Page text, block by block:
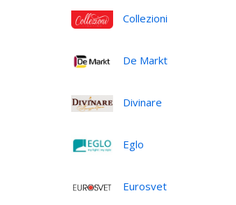
Collezioni
De Markt
Divinare
Eglo
Eurosvet